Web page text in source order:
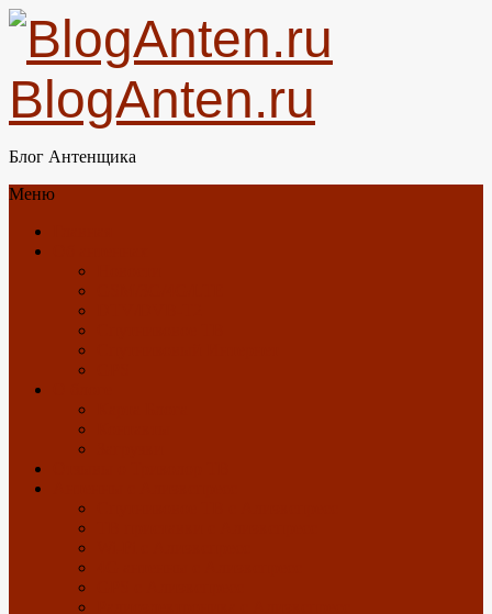
BlogAnten.ru
Блог Антенщика
Меню